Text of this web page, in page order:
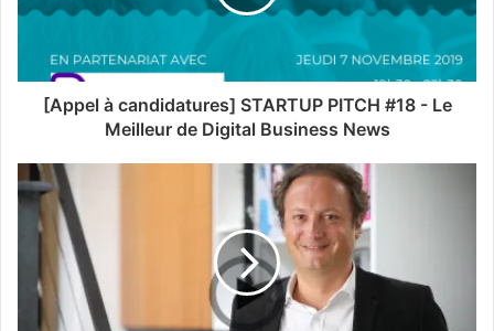
[Appel à candidatures] STARTUP PITCH #18 - Le
Meilleur de Digital Business News